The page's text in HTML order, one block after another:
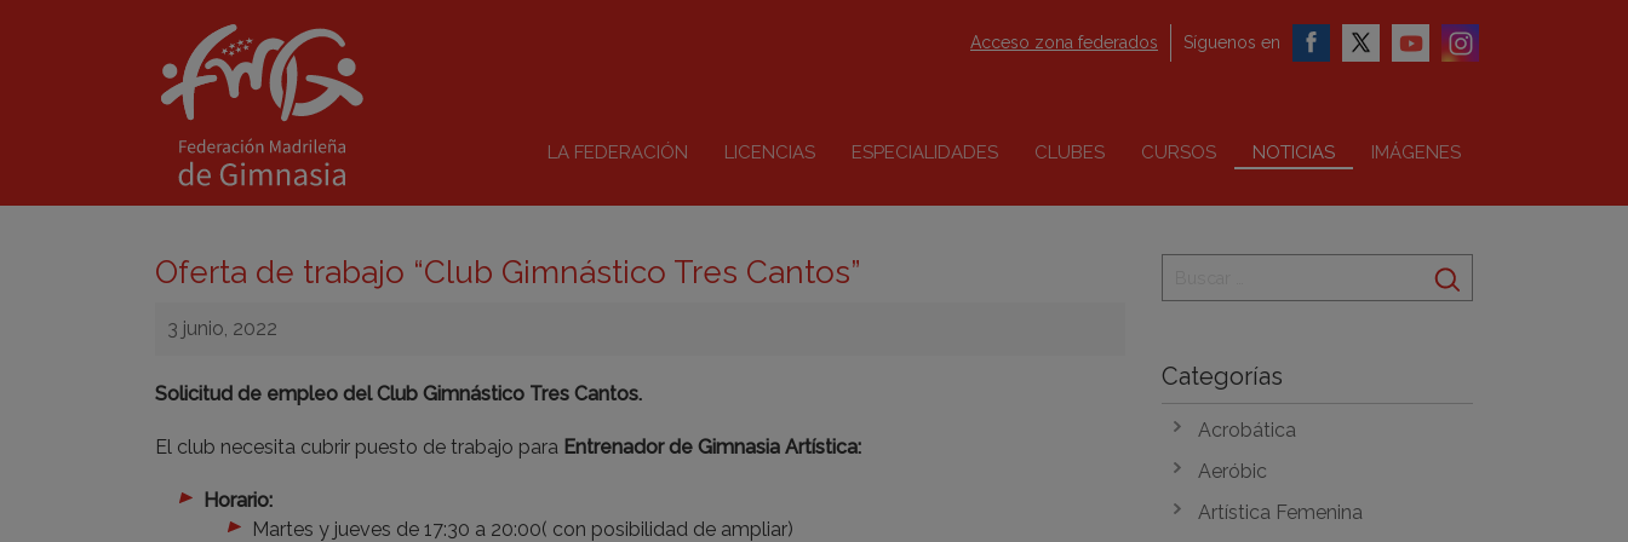
LA FEDERACIÓN LICENCIAS ESPECIALIDADES CLUBES CURSOS NOTICIAS IMÁGENES
Acceso zona federados Síguenos en
Oferta de trabajo “Club Gimnástico Tres Cantos”
3 junio, 2022
Solicitud de empleo del Club Gimnástico Tres Cantos.
El club necesita cubrir puesto de trabajo para Entrenador de Gimnasia Artística:
Horario:
Martes y jueves de 17:30 a 20:00( con posibilidad de ampliar)
Categorías
Acrobática
Aeróbic
Artística Femenina